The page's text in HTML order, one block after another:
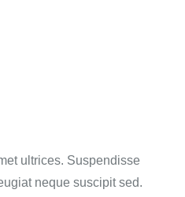
ultrices. Suspendisse
neque suscipit sed.